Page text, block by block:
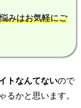
みはお気軽にご
トなんてないので
るかと思います。